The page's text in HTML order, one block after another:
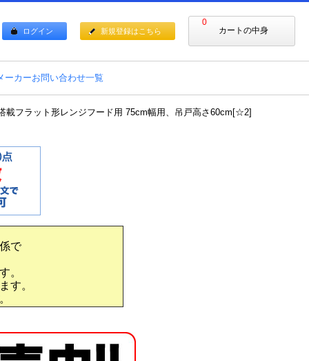
0
カートの中身
ログイン 新規登録はこちら
ーカーお問い合わせ一覧
載フラット形レンジフード用 75cm幅用、吊戸高さ60cm[☆2]
で
。
す。